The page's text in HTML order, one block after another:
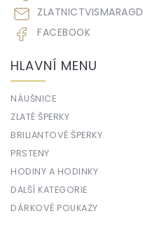
ZLATNICTVISMARAGD
FACEBOOK
HLAVNÍ MENU
NÁUŠNICE
ZLATÉ ŠPERKY
BRILIANTOVÉ ŠPERKY
PRSTENY
HODINY A HODINKY
DALŠÍ KATEGORIE
DÁRKOVÉ POUKAZY